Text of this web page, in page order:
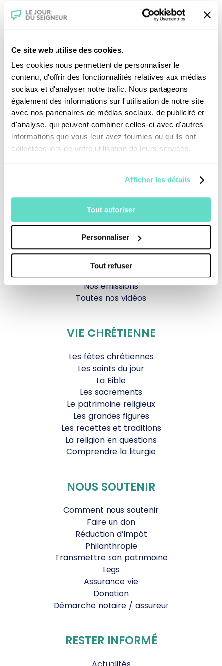
Ce site web utilise des cookies.
Les cookies nous permettent de personnaliser le
contenu, d'offrir des fonctionnalités relatives aux médias
sociaux et d'analyser notre trafic. Nous partageons
également des informations sur l'utilisation de notre site
avec nos partenaires de médias sociaux, de publicité et
d'analyse, qui peuvent combiner celles-ci avec d'autres
informations que vous leur avez fournies ou qu'ils ont
collectées lors de votre utilisation de leurs services.
Afficher les détails
Tout autoriser
Personnaliser
Tout refuser
Je fais un don
Revoir la messe du 09 août 2026
TOUS NOS PROGRAMMES
Documentaires
Parole Inattendue
Tous Frères
Générations Laudato Si’
Agenda Culturel
JDS.tv
Nos émissions
Toutes nos vidéos
VIE CHRÉTIENNE
Les fêtes chrétiennes
Les saints du jour
La Bible
Les sacrements
Le patrimoine religieux
Les grandes figures
Les recettes et traditions
La religion en questions
Comprendre la liturgie
NOUS SOUTENIR
Comment nous soutenir
Faire un don
Réduction d’impôt
Philanthropie
Transmettre son patrimoine
Legs
Assurance vie
Donation
Démarche notaire / assureur
RESTER INFORMÉ